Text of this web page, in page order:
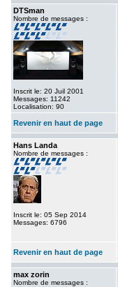
DTSman
Nombre de messages :
Inscrit le: 20 Juil 2001
Messages: 11242
Localisation: 90
Revenir en haut de page
Hans Landa
Nombre de messages :
Inscrit le: 05 Sep 2014
Messages: 6796
Revenir en haut de page
max zorin
Nombre de messages :